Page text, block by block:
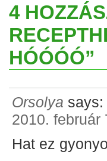
4
HÓÓÓÓ”
Orsolya says:
2010. február
Hat ez